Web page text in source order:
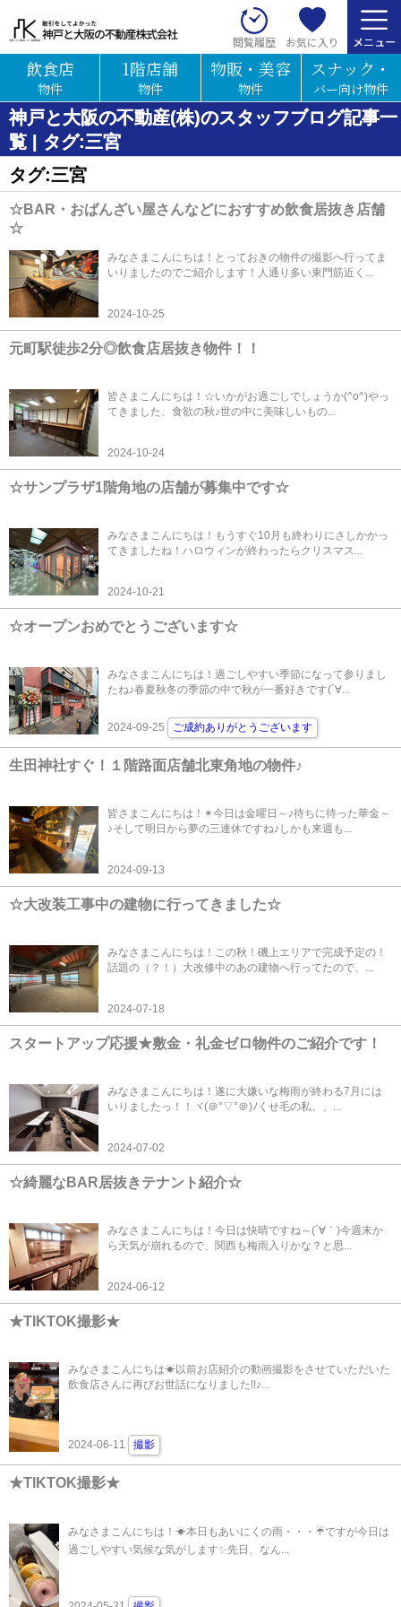
閲覧履歴 お気に入り
飲食店
物件
1階店舗
物件
物販・美容
物件
スナック・
バー向け物件
神戸と大阪の不動産(株)のスタッフブログ記事一
覧 | タグ:三宮
タグ:三宮
☆BAR・おばんざい屋さんなどにおすすめ飲食居抜き店舗
☆
みなさまこんにちは！とっておきの物件の撮影へ行ってま
いりましたのでご紹介します！人通り多い東門筋近く...
2024-10-25
元町駅徒歩2分◎飲食店居抜き物件！！
皆さまこんにちは！☆いかがお過ごしでしょうか(^o^)やっ
てきました、食欲の秋♪世の中に美味しいもの...
2024-10-24
☆サンプラザ1階角地の店舗が募集中です☆
みなさまこんにちは！もうすぐ10月も終わりにさしかかっ
てきましたね！ハロウィンが終わったらクリスマス...
2024-10-21
☆オープンおめでとうございます☆
みなさまこんにちは！過ごしやすい季節になって参りまし
たね♪春夏秋冬の季節の中で秋が一番好きです(´∀...
2024-09-25 ご成約ありがとうございます
生田神社すぐ！１階路面店舗北東角地の物件♪
皆さまこんにちは！✴今日は金曜日～♪待ちに待った華金～
♪そして明日から夢の三連休ですね♪しかも来週も...
2024-09-13
☆大改装工事中の建物に行ってきました☆
みなさまこんにちは！この秋！磯上エリアで完成予定の！
話題の（？！）大改修中のあの建物へ行ってたので、...
2024-07-18
スタートアップ応援★敷金・礼金ゼロ物件のご紹介です！
みなさまこんにちは！遂に大嫌いな梅雨が終わる7月には
いりましたっ！！ヾ(＠°▽°＠)ﾉくせ毛の私、、...
2024-07-02
☆綺麗なBAR居抜きテナント紹介☆
みなさまこんにちは！今日は快晴ですね～(´∀｀)今週末か
ら天気が崩れるので、関西も梅雨入りかな？と思...
2024-06-12
★TIKTOK撮影★
みなさまこんにちは☀以前お店紹介の動画撮影をさせていただいた
飲食店さんに再びお世話になりました!!♪...
2024-06-11 撮影
★TIKTOK撮影★
みなさまこんにちは！☀本日もあいにくの雨・・・☔ですが今日は
過ごしやすい気候な気がします✨先日、なん...